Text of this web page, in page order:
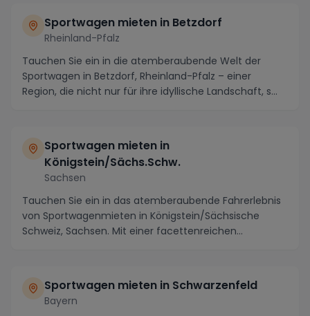
Sportwagen mieten in Betzdorf
Rheinland-Pfalz
Tauchen Sie ein in die atemberaubende Welt der
Sportwagen in Betzdorf, Rheinland-Pfalz – einer
Region, die nicht nur für ihre idyllische Landschaft, s...
Sportwagen mieten in
Königstein/Sächs.Schw.
Sachsen
Tauchen Sie ein in das atemberaubende Fahrerlebnis
von Sportwagenmieten in Königstein/Sächsische
Schweiz, Sachsen. Mit einer facettenreichen
Sportwagen mieten in Schwarzenfeld
Bayern